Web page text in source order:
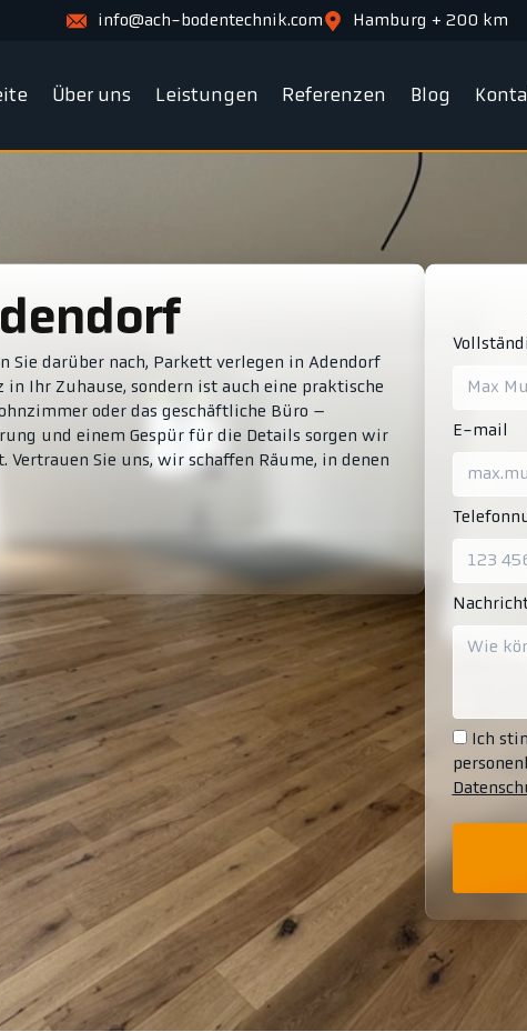
info@ach-bodentechnik.com Hamburg + 200 km
Über uns Leistungen Referenzen Blog
Sie darüber nach, Parkett verlegen in Adendorf
Ihr Zuhause, sondern ist auch eine praktische
oder das geschäftliche Büro –
und einem Gespür für die Details sorgen wir
Sie uns, wir schaffen Räume, in denen
E-mail
Ich